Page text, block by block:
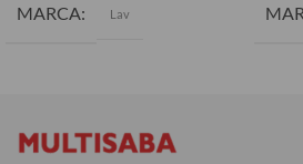
MARCA Lav